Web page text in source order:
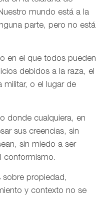
mundo está a la
parte, pero no está
en el que todos pueden
debidos a la raza, el
militar, o el lugar de
donde cualquiera, en
sus creencias, sin
sin miedo a ser
conformismo.
sobre propiedad,
y contexto no se